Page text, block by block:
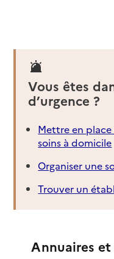
Vous êtes
d’urgence ?
Mettre en
soins à domicile
Organiser une
Trouver un
Annuaires